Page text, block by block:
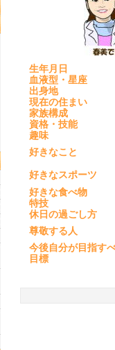
生年月日
血液型・星座
出身地
現在の住まい
家族構成
資格・技能
趣味
好きなこと
好きなスポーツ
好きな食べ物
特技
休日の過ごし方
尊敬する人
今後自分が目指す
目標